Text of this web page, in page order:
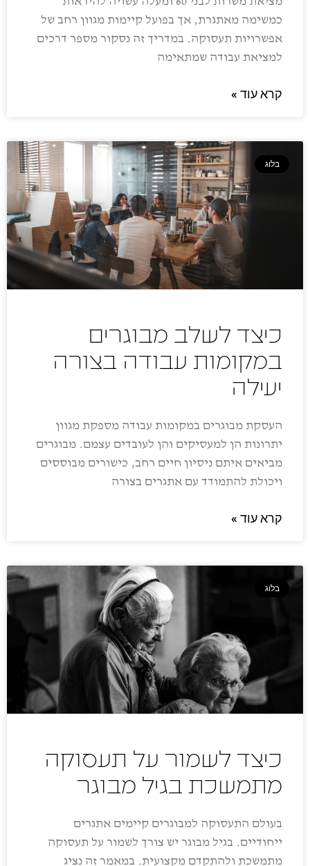
כמשימה מאתגרת, אך בפועל קיימות מגוון רחב של
אפשרויות תעסוקה. במדריך זה נסקור מספר דרכים
למציאת עבודה שמתאימה
קרא עוד »
בלוג
כיצד לשלב מבוגרים
במקומות עבודה בצורה
יעילה
העסקת מבוגרים במקומות עבודה מספקת מגוון
יתרונות הן למעסיקים והן לעובדים עצמם. מבוגרים
מביאים איתם ניסיון חיים רחב, כישורים מבוססים
ויכולת להתמודד עם אתגרים בצורה
קרא עוד »
בלוג
כיצד לשמור על תעסוקה
מתמשכת בגיל מבוגר
בעולם התעסוקה למבוגרים קיימים אתגרים
ייחודיים. בגיל מבוגר יש צורך לשמור על תעסוקה
מתמשכת ולהתקדם מקצועית. במאמר זה נציג